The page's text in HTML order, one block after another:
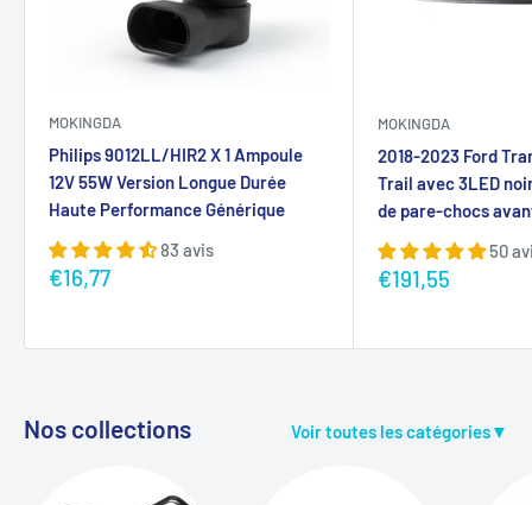
MOKINGDA
Philips 9012LL/HIR2 X 1 Ampoule
12V 55W Version Longue Durée
Haute Performance Générique
83 avis
Prix
€16,77
MOKINGDA
2018-2023 Ford
Trail avec 3LED
de pare-chocs
50
Prix
€191,55
Nos collections Voir toutes les catégories▼